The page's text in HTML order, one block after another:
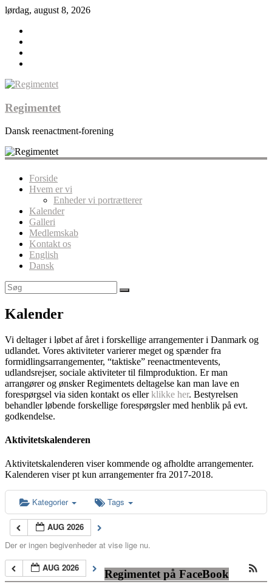
lørdag, august 8, 2026
Regimentet
Dansk reenactment-forening
Forside
Hvem er vi
Enheder vi portrætterer
Kalender
Galleri
Medlemskab
Kontakt os
English
Dansk
Kalender
Vi deltager i løbet af året i forskellige arrangementer i Danmark og
udlandet. Vores aktiviteter varierer meget og spænder fra
formidlingsarrangementer, “taktiske” reenactmentevents,
udlandsrejser, sociale aktiviteter til filmproduktion. Er man
arrangører og ønsker Regimentets deltagelse kan man lave en
forespørgsel via siden kontakt os ellerklikke her. Bestyrelsen
behandler løbende forskellige forespørgsler med henblik på evt.
godkendelse.
Aktivitetskalenderen
Aktivitetskalenderen viser kommende og afholdte arrangementer.
Kalenderen viser pt kun arrangementer fra 2017-2018.
Kategorier Tags
AUG 2026
Der er ingen begivenheder at vise lige nu.
AUG 2026
Regimentet på FaceBook